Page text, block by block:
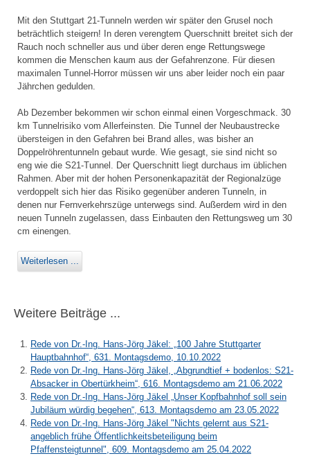
Mit den Stuttgart 21-Tunneln werden wir später den Grusel noch
beträchtlich steigern! In deren verengtem Querschnitt breitet sich der
Rauch noch schneller aus und über deren enge Rettungswege
kommen die Menschen kaum aus der Gefahrenzone. Für diesen
maximalen Tunnel-Horror müssen wir uns aber leider noch ein paar
Jährchen gedulden.
Ab Dezember bekommen wir schon einmal einen Vorgeschmack. 30
km Tunnelrisiko vom Allerfeinsten. Die Tunnel der Neubaustrecke
übersteigen in den Gefahren bei Brand alles, was bisher an
Doppelröhrentunneln gebaut wurde. Wie gesagt, sie sind nicht so
eng wie die S21-Tunnel. Der Querschnitt liegt durchaus im üblichen
Rahmen. Aber mit der hohen Personenkapazität der Regionalzüge
verdoppelt sich hier das Risiko gegenüber anderen Tunneln, in
denen nur Fernverkehrszüge unterwegs sind. Außerdem wird in den
neuen Tunneln zugelassen, dass Einbauten den Rettungsweg um 30
cm einengen.
Weiterlesen ...
Weitere Beiträge ...
Rede von Dr.-Ing. Hans-Jörg Jäkel: „100 Jahre Stuttgarter
Hauptbahnhof“, 631. Montagsdemo, 10.10.2022
Rede von Dr.-Ing. Hans-Jörg Jäkel, „Abgrundtief + bodenlos: S21-
Absacker in Obertürkheim“, 616. Montagsdemo am 21.06.2022
Rede von Dr.-Ing. Hans-Jörg Jäkel „Unser Kopfbahnhof soll sein
Jubiläum würdig begehen“, 613. Montagsdemo am 23.05.2022
Rede von Dr.-Ing. Hans-Jörg Jäkel "Nichts gelernt aus S21-
angeblich frühe Öffentlichkeitsbeteiligung beim
Pfaffensteigtunnel", 609. Montagsdemo am 25.04.2022